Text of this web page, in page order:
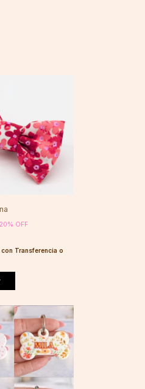
20% OFF
con Transferencia o